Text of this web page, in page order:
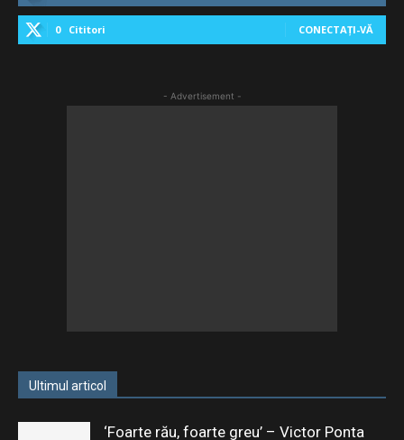
0 Cititori CONECTAȚI-VĂ
- Advertisement -
Ultimul articol
‘Foarte rău, foarte greu’ – Victor Ponta